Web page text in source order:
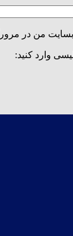
من در
وارد کنید: